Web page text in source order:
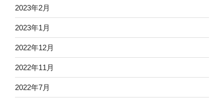
2023年2月
2023年1月
2022年12月
2022年11月
2022年7月